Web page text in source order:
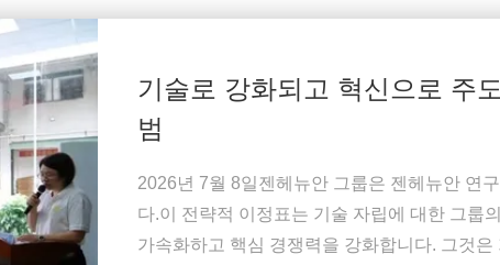
기술로 강화되고 혁신으로 주
범
2026년 7월 8일젠헤뉴안 그룹은 젠헤뉴안 연
다.이 전략적 이정표는 기술 자립에 대한 그룹
가속화하고 핵심 경쟁력을 강화합니다. 그것